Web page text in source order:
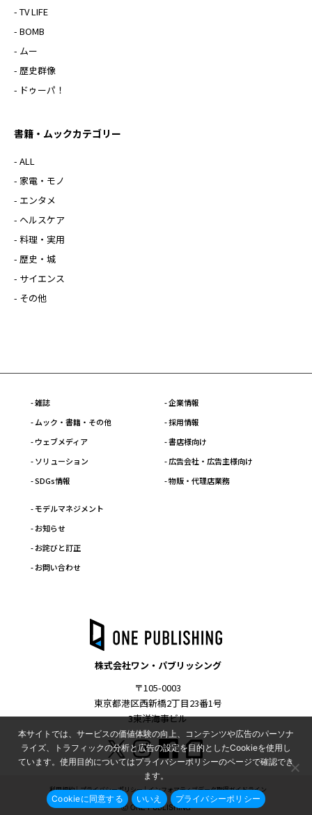
- TV LIFE
- BOMB
- ムー
- 歴史群像
- ドゥーパ！
書籍・ムックカテゴリー
- ALL
- 家電・モノ
- エンタメ
- ヘルスケア
- 料理・実用
- 歴史・城
- サイエンス
- その他
- 雑誌
- ムック・書籍・その他
- ウェブメディア
- ソリューション
- SDGs情報
- 企業情報
- 採用情報
- 書店様向け
- 広告会社・広告主様向け
- 物販・代理店業務
- モデルマネジメント
- お知らせ
- お詫びと訂正
- お問い合わせ
株式会社ワン・パブリッシング
〒105-0003
東京都港区西新橋2丁目23番1号
3東洋海事ビル
利用規約 プライバシーポリシー インフォマティブデータ取得ガイドライン
Ⓒ ONE PUBLISHING
本サイトでは、サービスの価値体験の向上、コンテンツや広告のパーソナ
ライズ、トラフィックの分析と広告の設定を目的としたCookieを使用し
ています。使用目的についてはプライバシーポリシーのページで確認でき
ます。
Cookieに同意する いいえ プライバシーポリシー